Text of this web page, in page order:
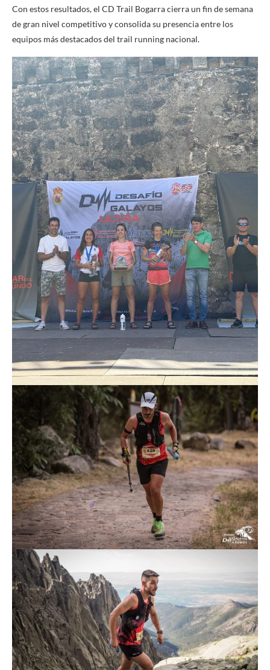
Con estos resultados, el CD Trail Bogarra cierra un fin de semana
de gran nivel competitivo y consolida su presencia entre los
equipos más destacados del trail running nacional.